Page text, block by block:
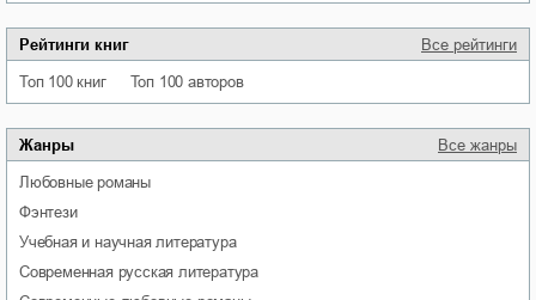
Рейтинги книг Все рейтинги
Топ 100 книг Топ 100 авторов
Жанры Все жанры
любовные романы
фэнтези
учебная и научная литература
современная русская литература